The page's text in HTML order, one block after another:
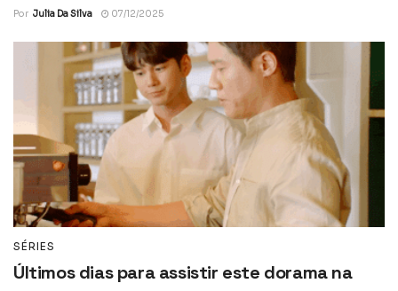
Por Julia Da Silva 07/12/2025
SÉRIES
Últimos dias para assistir este dorama na